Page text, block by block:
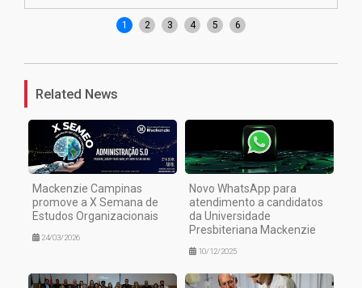
1 2 3 4 5 6
Related News
Mackenzie Campinas
promove a X Semana de
Estudos Organizacionais
24/03/2026
Novo WhatsApp para
atendimento a candidatos
da Universidade
Presbiteriana Mackenzie
10/12/2025